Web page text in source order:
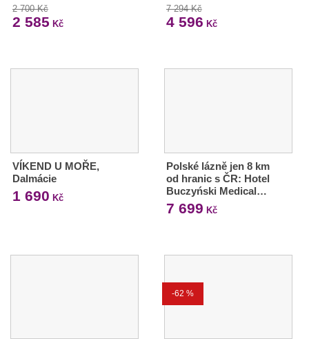
2 700 Kč
2 585 Kč
7 294 Kč
4 596 Kč
VÍKEND U MOŘE,
Dalmácie
1 690 Kč
Polské lázně jen 8 km
od hranic s ČR: Hotel
Buczyński Medical…
7 699 Kč
-62 %